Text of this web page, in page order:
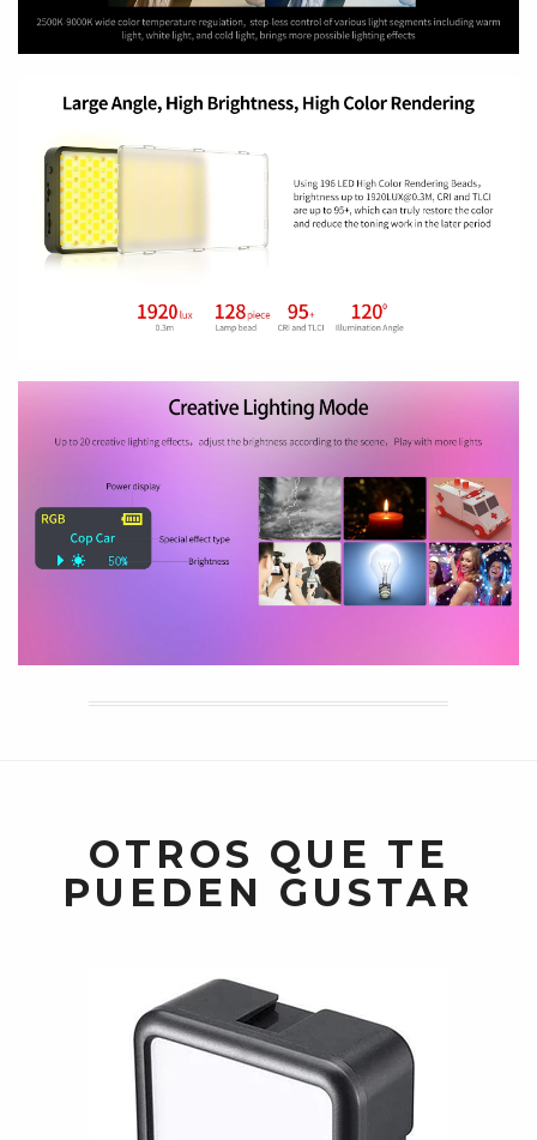
OTROS QUE TE
PUEDEN GUSTAR